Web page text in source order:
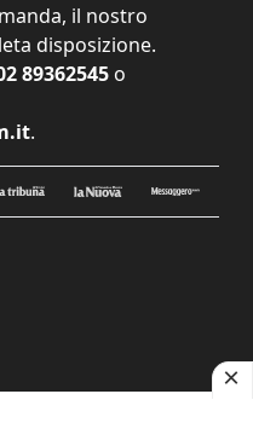
il nostro
disposizione.
89362545 o
.